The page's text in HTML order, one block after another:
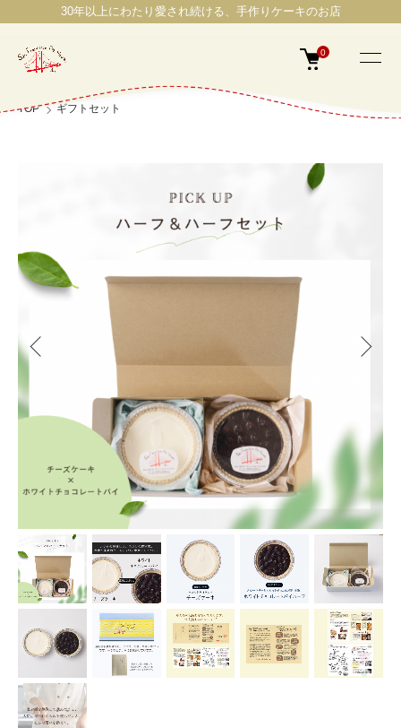
30年以上にわたり愛され続ける、手作りケーキのお店
0
TOP ギフトセット